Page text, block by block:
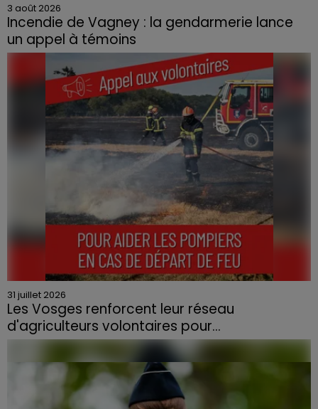
3 août 2026
Incendie de Vagney : la gendarmerie lance
un appel à témoins
Le feu, parti d'une haie avant de se propager au
quartier résidentiel, avait détruit deux habitations et
contraint à l'évacuation d'une centaine de personnes.
31 juillet 2026
Les Vosges renforcent leur réseau
d'agriculteurs volontaires pour...
Face à la sécheresse et aux risques de départs de feu,
la Chambre d'agriculture des Vosges a lancé un appel
aux agriculteurs volontaires pour venir en aide...